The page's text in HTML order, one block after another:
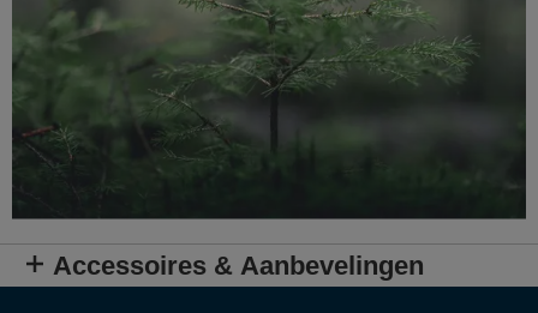
Accessoires & Aanbevelingen